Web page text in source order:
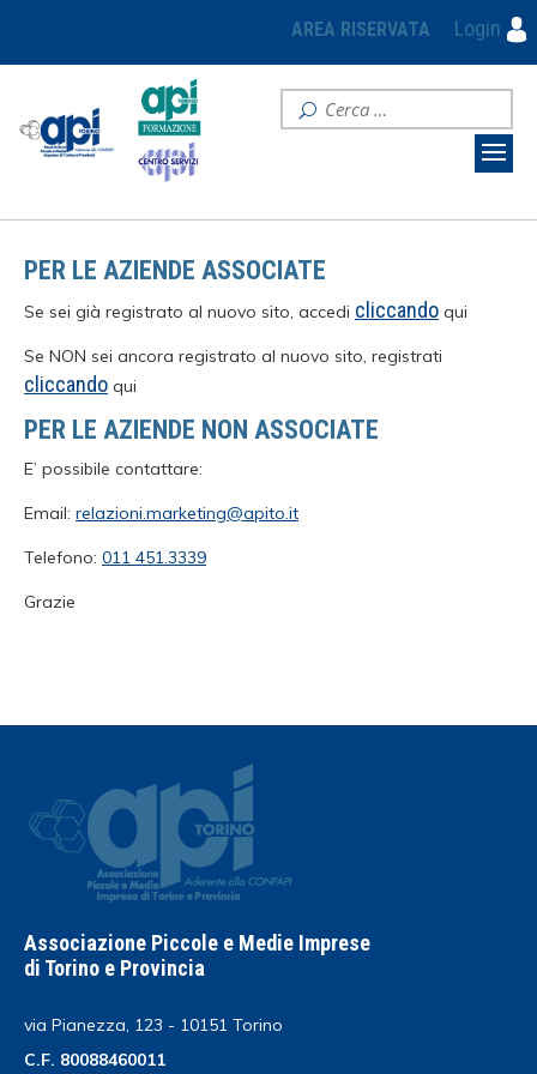
AREA RISERVATA Login
PER LE AZIENDE ASSOCIATE
Se sei già registrato al nuovo sito, accedi cliccando qui
Se NON sei ancora registrato al nuovo sito, registrati
cliccando qui
PER LE AZIENDE NON ASSOCIATE
E’ possibile contattare:
Email: relazioni.marketing@apito.it
Telefono: 011 451.3339
Grazie
Associazione Piccole e Medie Imprese
di Torino e Provincia
via Pianezza, 123 - 10151 Torino
C.F. 80088460011